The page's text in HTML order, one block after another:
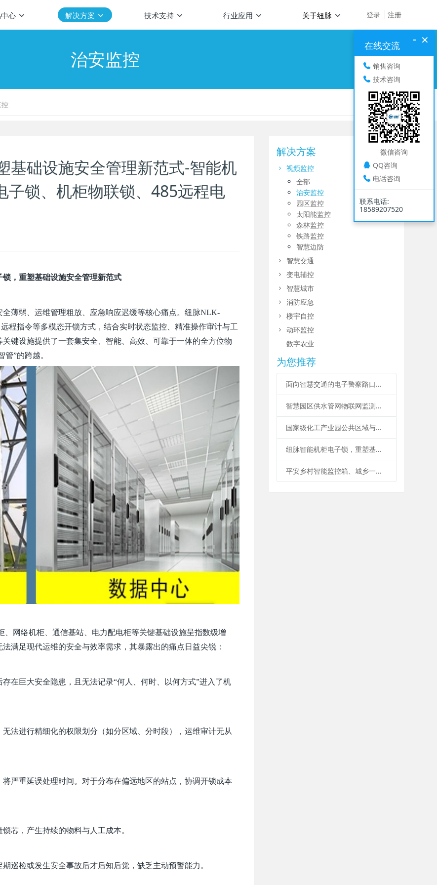
登录 注册
心 解决方案 技术支持 行业应用 关于纽脉
治安监控
基础设施安全管理新范式-智能机
子锁、机柜物联锁、485远程电
锁， 重塑基础设施安全管理新范式
全薄弱、运维管理粗放、应急响应迟缓等核心痛点。纽 脉NLK-
程指令等多模态开锁方式，结合实时状态监控、精准操作审计与工
键设施提供了一套集安全、智能、高效、可靠于一体的全方位物
”的跨越。
、网络机柜、通信基站、电力配电柜等关键基础设施呈指数级增
满足现代运维的安全与效率需求，其暴露出的痛点日益尖锐：
在巨大安全隐患，且无法记录“何人、何时、以何方式”进入了机
法进行精细化的权限划分（如分区域 、分时段），运维审计无从
严重延误处理时间。对于分布在偏远地区的站点，协调开锁成本
芯，产生持续的物料与人工成本。
巡检或发生安全事故后才后知后觉，缺乏主动预警能力。
解决方案
视频监控
全部
治安监控
园区监控
太阳能监控
森林监控
铁路监控
智慧边防
智慧交通
变电辅控
智慧城市
消防应急
楼宇自控
动环监控
数字农业
为您推荐
面向智慧交通的电子警察路口全要素智能物联运维系统设计方案
智慧园区供水管网物联网监测与漏损管控系统方案
国家级化工产业园公共区域与设施“云-空-地”智能化建设设计方案
纽脉智能机柜电子锁，重塑基础设施安全管理新范式-智能机柜锁、蓝牙电子锁、iC卡电子锁、机柜物联锁、485远程电子锁、物联智能锁
平安乡村智能监控箱、城乡一体化安防运维箱、安防智能箱应用广泛应用
×
-
在线交流
销售咨询
技术咨询
微信咨询
QQ咨询
电话咨询
联系电话:
18589207520